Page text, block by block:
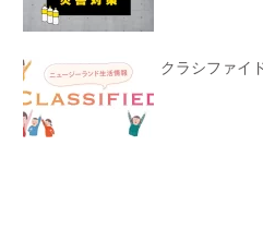
クラシファイ